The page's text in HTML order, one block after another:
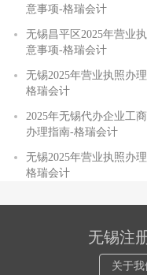
意事项-格瑞会计
无锡昌平区2025年营业
意事项-格瑞会计
无锡2025年营业执照办
格瑞会计
2025年无锡代办企业工
办理指南-格瑞会计
无锡2025年营业执照办
格瑞会计
无锡注
关于我